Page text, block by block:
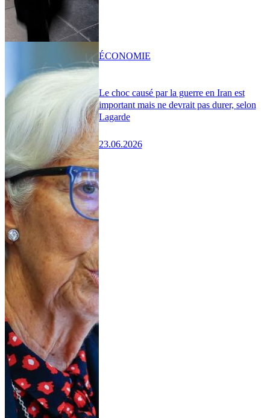
Le choc causé par la guerre en Iran est
important mais ne devrait pas durer, selon
Lagarde
23.06.2026
ÉCONOMIE